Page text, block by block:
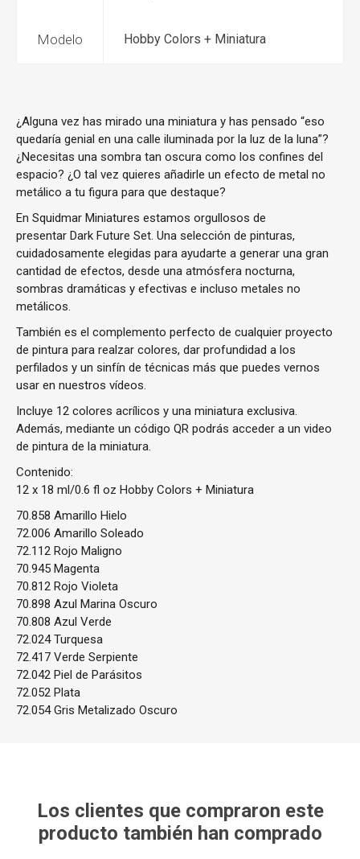
Modelo Hobby Colors + Miniatura
¿Alguna vez has mirado una miniatura y has pensado “eso
quedaría genial en una calle iluminada por la luz de la luna”?
¿Necesitas una sombra tan oscura como los confines del
espacio? ¿O tal vez quieres añadirle un efecto de metal no
metálico a tu figura para que destaque?
En Squidmar Miniatures estamos orgullosos de
presentar Dark Future Set. Una selección de pinturas,
cuidadosamente elegidas para ayudarte a generar una gran
cantidad de efectos, desde una atmósfera nocturna,
sombras dramáticas y efectivas e incluso metales no
metálicos.
También es el complemento perfecto de cualquier proyecto
de pintura para realzar colores, dar profundidad a los
perfilados y un sinfín de técnicas más que puedes vernos
usar en nuestros vídeos.
Incluye 12 colores acrílicos y una miniatura exclusiva.
Además, mediante un código QR podrás acceder a un video
de pintura de la miniatura.
Contenido:
12 x 18 ml/0.6 fl oz Hobby Colors + Miniatura
70.858 Amarillo Hielo
72.006 Amarillo Soleado
72.112 Rojo Maligno
70.945 Magenta
70.812 Rojo Violeta
70.898 Azul Marina Oscuro
70.808 Azul Verde
72.024 Turquesa
72.417 Verde Serpiente
72.042 Piel de Parásitos
72.052 Plata
72.054 Gris Metalizado Oscuro
Los clientes que compraron este
producto también han comprado